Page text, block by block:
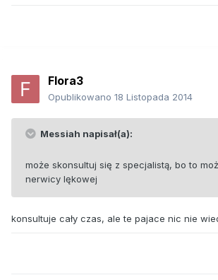
Flora3
Opublikowano 18 Listopada 2014
Messiah napisał(a):
może skonsultuj się z specjalistą, bo to
nerwicy lękowej
konsultuje cały czas, ale te pajace nic nie